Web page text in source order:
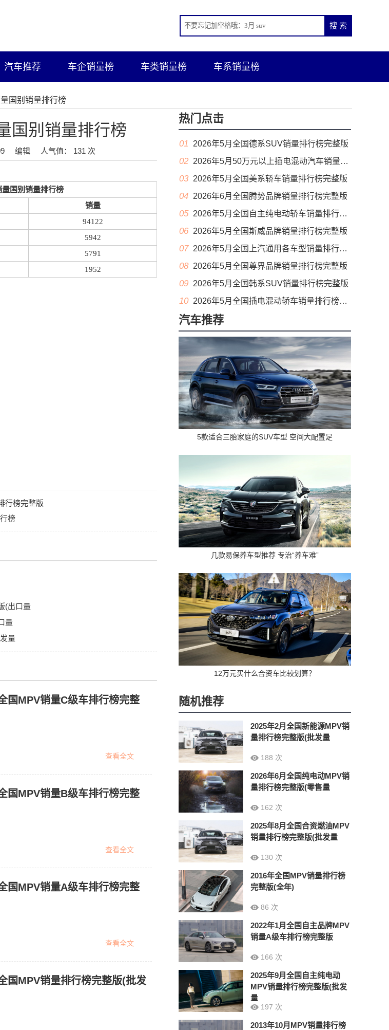
汽车推荐 车企销量榜 车类销量榜 车系销量榜
国别销量排行榜
国别销量排行榜
编辑 人气值： 131 次
国别销量排行榜
销量
94122
5942
5791
1952
行榜完整版
榜
(出口量
量
量
国MPV销量C级车排行榜完整
查看全文
国MPV销量B级车排行榜完整
查看全文
国MPV销量A级车排行榜完整
查看全文
国MPV销量排行榜完整版(批发
热门点击
01 2026年5月全国德系SUV销量排行榜完整版
02 2026年5月50万元以上插电混动汽车销量排行榜（零售量）
03 2026年5月全国美系轿车销量排行榜完整版
04 2026年6月全国腾势品牌销量排行榜完整版
05 2026年5月全国自主纯电动轿车销量排行榜完整版(出口量
06 2026年5月全国斯威品牌销量排行榜完整版
07 2026年5月全国上汽通用各车型销量排行榜完整版
08 2026年5月全国尊界品牌销量排行榜完整版
09 2026年5月全国韩系SUV销量排行榜完整版
10 2026年5月全国插电混动轿车销量排行榜完整版(出口量
汽车推荐
5款适合三胎家庭的SUV车型 空间大配置足
几款易保养车型推荐 专治“养车难”
12万元买什么合资车比较划算？
随机推荐
2025年2月全国新能源MPV销
量排行榜完整版(批发量
188 次
2026年6月全国纯电动MPV销
量排行榜完整版(零售量
162 次
2025年8月全国合资燃油MPV
销量排行榜完整版(批发量
130 次
2016年全国MPV销量排行榜
完整版(全年)
86 次
2022年1月全国自主品牌MPV
销量A级车排行榜完整版
166 次
2025年9月全国自主纯电动
MPV销量排行榜完整版(批发
量
197 次
2013年10月MPV销量排行榜